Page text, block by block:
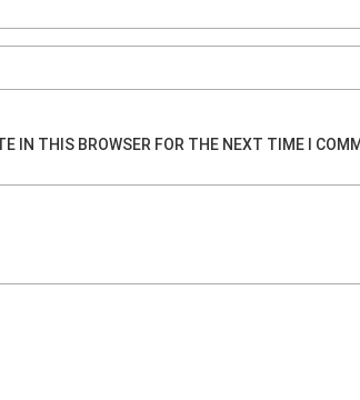
IN THIS BROWSER FOR THE NEXT TIME I